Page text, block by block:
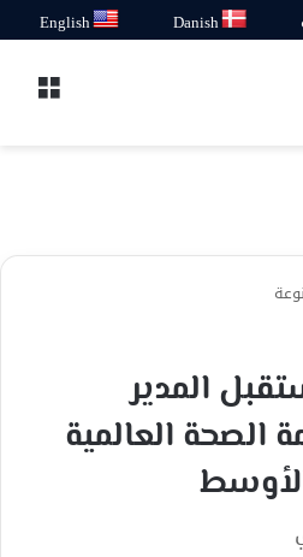
Danish
English
المدير
الصحة العالمية